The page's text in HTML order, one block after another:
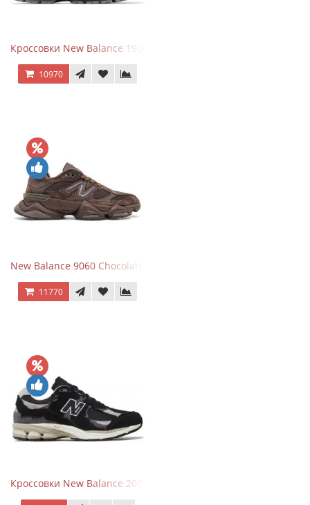
Кроссовки New Balance 1906R Brighton Grey
10970
New Balance 9060 Chocolate Brown
11770
Кроссовки New Balance 2002R Protection Pack Black Grey